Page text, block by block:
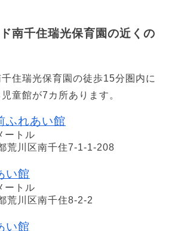
南千住瑞光保育園の近くの
住瑞光保育園の徒歩15分圏内に
童館が7カ所あります。
ふれあい館
ートル
荒川区南千住7-1-1-208
い館
ートル
荒川区南千住8-2-2
い館